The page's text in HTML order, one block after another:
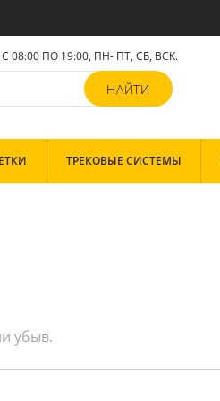
С 08:00 ПО 19:00, ПН- ПТ, СБ, ВСК.
ТРЕКОВЫЕ СИСТЕМЫ